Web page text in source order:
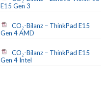
E15 Gen 3
CO₂-Bilanz – ThinkPad E15
Gen 4 AMD
CO₂-Bilanz – ThinkPad E15
Gen 4 Intel